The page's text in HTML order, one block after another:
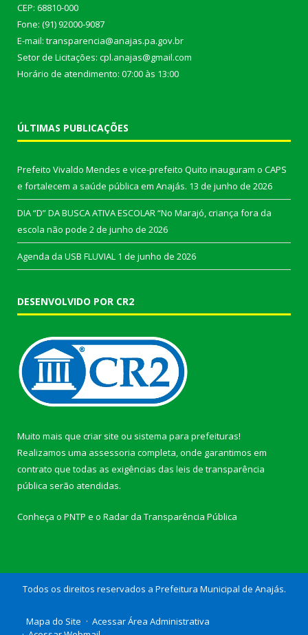
CEP: 68810-000
Fone: (91) 92000-9087
E-mail: transparencia@anajas.pa.gov.br
Setor de Licitações: cpl.anajas@gmail.com
Horário de atendimento: 07:00 às 13:00
ÚLTIMAS PUBLICAÇÕES
Prefeito Vivaldo Mendes e vice-prefeito Quito inauguram o CAPS
e fortalecem a saúde pública em Anajás. 13 de junho de 2026
DIA “D” DA BUSCA ATIVA ESCOLAR “No Marajó, criança fora da
escola não pode 2 de junho de 2026
Agenda da USB FLUVIAL 1 de junho de 2026
DESENVOLVIDO POR CR2
Muito mais que criar site ou sistema para prefeituras!
Realizamos uma assessoria completa, onde garantimos em
contrato que todas as exigências das leis de transparência
pública serão atendidas.
Conheça o PNTP e o Radar da Transparência Pública
Todos os direitos reservados a Prefeitura Municipal de Anajás.
Mapa do Site
Acessar Área Administrativa